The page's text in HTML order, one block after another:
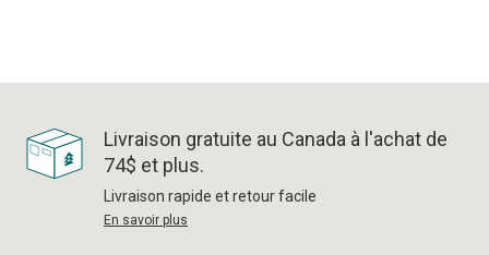
Livraison gratuite au Canada à l'achat de
74$ et plus.
Livraison rapide et retour facile
En savoir plus